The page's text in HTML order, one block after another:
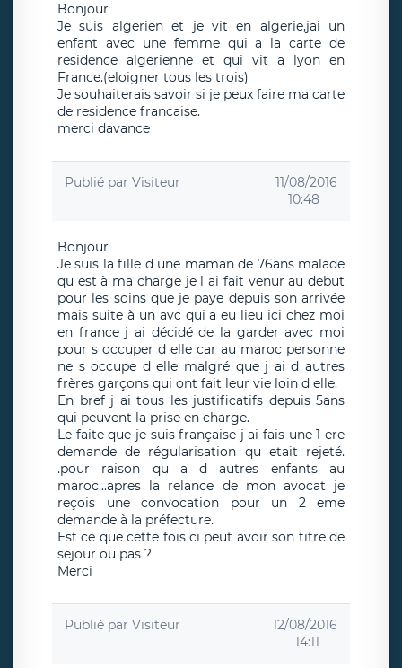
Bonjour
Je suis algerien et je vit en algerie,jai un
enfant avec une femme qui a la carte de
residence algerienne et qui vit a lyon en
France.(eloigner tous les trois)
Je souhaiterais savoir si je peux faire ma carte
de residence francaise.
merci davance
Publié par Visiteur
11/08/2016
10:48
Bonjour
Je suis la fille d une maman de 76ans malade
qu est à ma charge je l ai fait venur au debut
pour les soins que je paye depuis son arrivée
mais suite à un avc qui a eu lieu ici chez moi
en france j ai décidé de la garder avec moi
pour s occuper d elle car au maroc personne
ne s occupe d elle malgré que j ai d autres
frères garçons qui ont fait leur vie loin d elle.
En bref j ai tous les justificatifs depuis 5ans
qui peuvent la prise en charge.
Le faite que je suis française j ai fais une 1 ere
demande de régularisation qu etait rejeté.
.pour raison qu a d autres enfants au
maroc...apres la relance de mon avocat je
reçois une convocation pour un 2 eme
demande à la préfecture.
Est ce que cette fois ci peut avoir son titre de
sejour ou pas ?
Merci
Publié par Visiteur
12/08/2016
14:11